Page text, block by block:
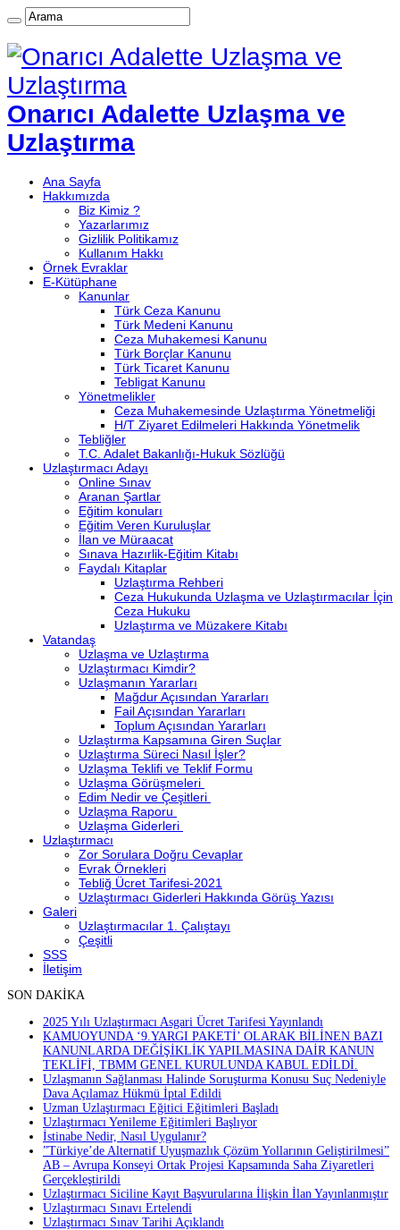
Onarıcı Adalette Uzlaşma ve
Uzlaştırma
Ana Sayfa
Hakkımızda
Biz Kimiz ?
Yazarlarımız
Gizlilik Politikamız
Kullanım Hakkı
Örnek Evraklar
E-Kütüphane
Kanunlar
Türk Ceza Kanunu
Türk Medeni Kanunu
Ceza Muhakemesi Kanunu
Türk Borçlar Kanunu
Türk Ticaret Kanunu
Tebligat Kanunu
Yönetmelikler
Ceza Muhakemesinde Uzlaştırma Yönetmeliği
H/T Ziyaret Edilmeleri Hakkında Yönetmelik
Tebliğler
T.C. Adalet Bakanlığı-Hukuk Sözlüğü
Uzlaştırmacı Adayı
Online Sınav
Aranan Şartlar
Eğitim konuları
Eğitim Veren Kuruluşlar
İlan ve Müraacat
Sınava Hazırlik-Eğitim Kitabı
Faydalı Kitaplar
Uzlaştırma Rehberi
Ceza Hukukunda Uzlaşma ve Uzlaştırmacılar İçin
Ceza Hukuku
Uzlaştırma ve Müzakere Kitabı
Vatandaş
Uzlaşma ve Uzlaştırma
Uzlaştırmacı Kimdir?
Uzlaşmanın Yararları
Mağdur Açısından Yararları
Fail Açısından Yararları
Toplum Açısından Yararları
Uzlaştırma Kapsamına Giren Suçlar
Uzlaştırma Süreci Nasıl İşler?
Uzlaşma Teklifi ve Teklif Formu
Uzlaşma Görüşmeleri
Edim Nedir ve Çeşitleri
Uzlaşma Raporu
Uzlaşma Giderleri
Uzlaştırmacı
Zor Sorulara Doğru Cevaplar
Evrak Örnekleri
Tebliğ Ücret Tarifesi-2021
Uzlaştırmacı Giderleri Hakkında Görüş Yazısı
Galeri
Uzlaştırmacılar 1. Çalıştayı
Çeşitli
SSS
İletişim
SON DAKİKA
2025 Yılı Uzlaştırmacı Asgari Ücret Tarifesi Yayınlandı
KAMUOYUNDA ‘9.YARGI PAKETİ’ OLARAK BİLİNEN BAZI
KANUNLARDA DEĞİŞİKLİK YAPILMASINA DAİR KANUN
TEKLİFİ, TBMM GENEL KURULUNDA KABUL EDİLDİ.
Uzlaşmanın Sağlanması Halinde Soruşturma Konusu Suç Nedeniyle
Dava Açılamaz Hükmü İptal Edildi
Uzman Uzlaştırmacı Eğitici Eğitimleri Başladı
Uzlaştırmacı Yenileme Eğitimleri Başlıyor
İstinabe Nedir, Nasıl Uygulanır?
”Türkiye’de Alternatif Uyuşmazlık Çözüm Yollarının Geliştirilmesi”
AB – Avrupa Konseyi Ortak Projesi Kapsamında Saha Ziyaretleri
Gerçekleştirildi
Uzlaştırmacı Siciline Kayıt Başvurularına İlişkin İlan Yayınlanmıştır
Uzlaştırmacı Sınavı Ertelendi
Uzlaştırmacı Sınav Tarihi Açıklandı